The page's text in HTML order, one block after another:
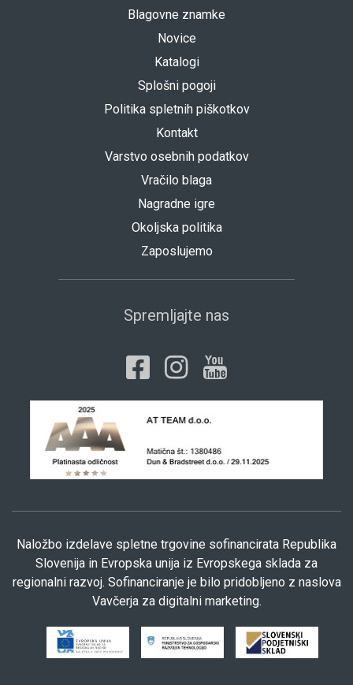
Blagovne znamke
Novice
Katalogi
Splošni pogoji
Politika spletnih piškotkov
Kontakt
Varstvo osebnih podatkov
Vračilo blaga
Nagradne igre
Okoljska politika
Zaposlujemo
Spremljajte nas
Naložbo izdelave spletne trgovine sofinancirata Republika
Slovenija in Evropska unija iz Evropskega sklada za
regionalni razvoj. Sofinanciranje je bilo pridobljeno z naslova
Vavčerja za digitalni marketing.